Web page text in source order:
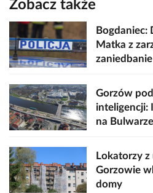
Zobacz także
Bogdaniec:
Matka z
zaniedbanie
Gorzów
inteligencji:
na
Lokatorzy
Gorzowie
domy